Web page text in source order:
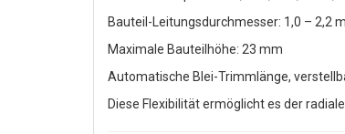
Bauteil-Leitungsdurchmesser: 1,0 – 2,2
Maximale Bauteilhöhe: 23 mm
Automatische Blei-Trimmlänge,
Diese Flexibilität ermöglicht es der